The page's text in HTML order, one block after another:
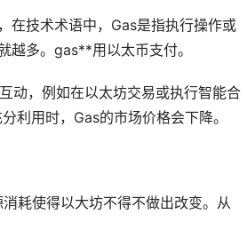
在技术术语中，Gas是指执行操作或
越多。gas**用以太币支付。
动，例如在以太坊交易或执行智能合
利用时，Gas的市场价格会下降。
耗使得以大坊不得不做出改变。从